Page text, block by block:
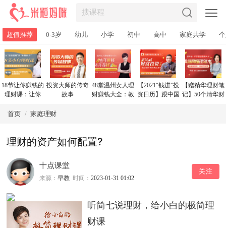
超值推荐 0-3岁 幼儿 小学 初中 高中 家庭共学
18节让你赚钱的
理财课：让你
财”到“年收益10
投资大师的传奇
故事
48堂温州女人理
财赚钱大全：教
【2021“钱进”投
资日历】跟中国
【赠精华理财笔
记】50个清华财
首页 / 家庭理财
理财的资产如何配置?
十点课堂
关注
来源： 早教 时间： 2023-01-31 01:02
听简七说理财，给小白的极简理
财课